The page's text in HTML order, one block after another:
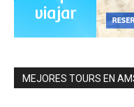
MEJORES TOURS EN